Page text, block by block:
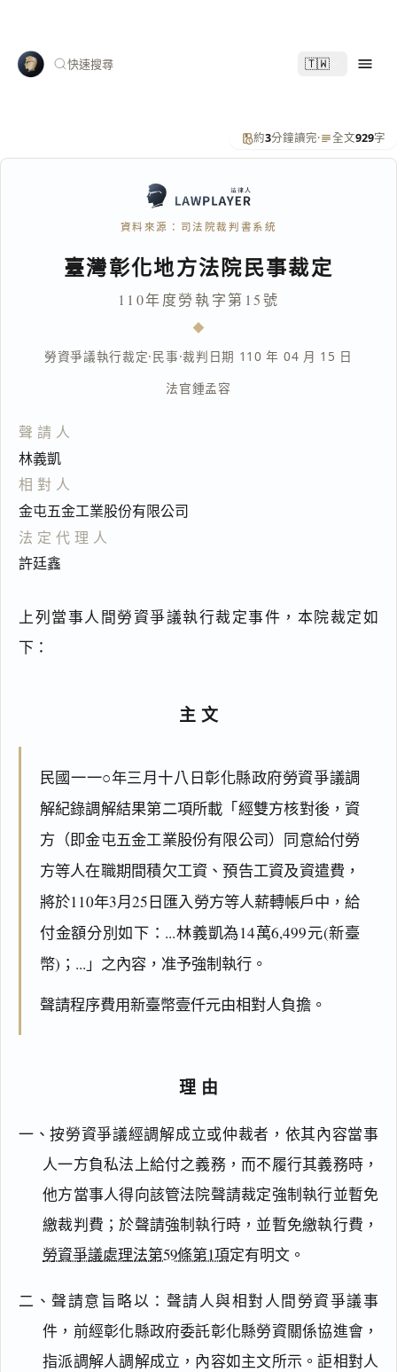
快速搜尋 🇹🇼
約3分鐘讀完· 全文929字
資料來源：司法院裁判書系統
臺灣彰化地方法院民事裁定
110年度勞執字第15號
勞資爭議執行裁定·民事·裁判日期 110 年 04 月 15 日
法官鍾孟容
聲請人
林義凱
相對人
金屯五金工業股份有限公司
法定代理人
許廷鑫
上列當事人間勞資爭議執行裁定事件，本院裁定如
下：
主文
民國一一○年三月十八日彰化縣政府勞資爭議調
解紀錄調解結果第二項所載「經雙方核對後，資
方（即金屯五金工業股份有限公司）同意給付勞
方等人在職期間積欠工資、預告工資及資遣費，
將於110年3月25日匯入勞方等人薪轉帳戶中，給
付金額分別如下：...林義凱為14萬6,499元(新臺
幣)；...」之內容，准予強制執行。
聲請程序費用新臺幣壹仟元由相對人負擔。
理由
一、按勞資爭議經調解成立或仲裁者，依其內容當事
人一方負私法上給付之義務，而不履行其義務時，
他方當事人得向該管法院聲請裁定強制執行並暫免
繳裁判費；於聲請強制執行時，並暫免繳執行費，
勞資爭議處理法第59條第1項定有明文。
二、聲請意旨略以：聲請人與相對人間勞資爭議事
件，前經彰化縣政府委託彰化縣勞資關係協進會，
指派調解人調解成立，內容如主文所示。詎相對人